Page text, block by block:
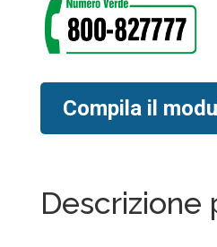
Compila il
Descrizione